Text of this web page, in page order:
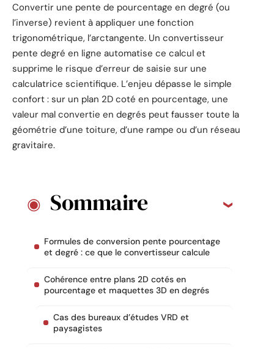
Convertir une pente de pourcentage en degré (ou
l’inverse) revient à appliquer une fonction
trigonométrique, l’arctangente. Un convertisseur
pente degré en ligne automatise ce calcul et
supprime le risque d’erreur de saisie sur une
calculatrice scientifique. L’enjeu dépasse le simple
confort : sur un plan 2D coté en pourcentage, une
valeur mal convertie en degrés peut fausser toute la
géométrie d’une toiture, d’une rampe ou d’un réseau
gravitaire.
Sommaire
Formules de conversion pente pourcentage
et degré : ce que le convertisseur calcule
Cohérence entre plans 2D cotés en
pourcentage et maquettes 3D en degrés
Cas des bureaux d’études VRD et
paysagistes